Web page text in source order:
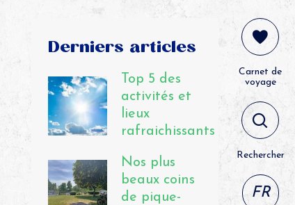
Carnet de
voyage
Rechercher
FR
Derniers articles
Top 5 des
activités et
lieux
rafraichissants
Nos plus
beaux coins
de pique-